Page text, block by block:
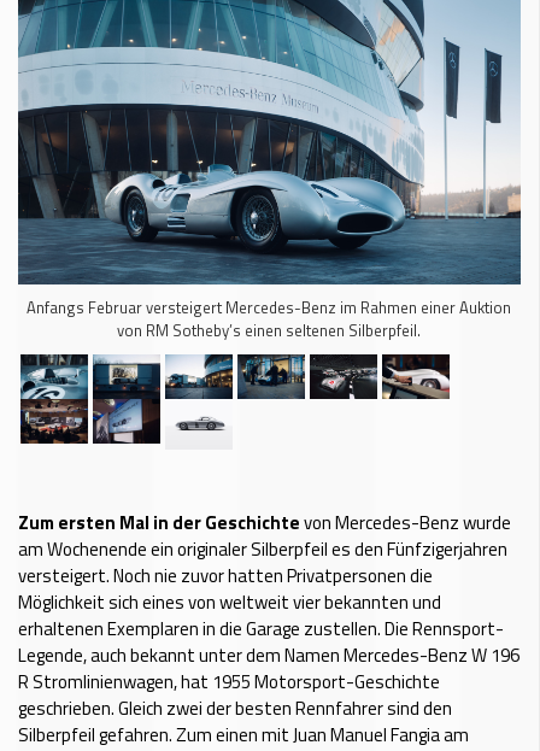
Anfangs Februar versteigert Mercedes-Benz im Rahmen einer Auktion
von RM Sotheby’s einen seltenen Silberpfeil.
Zum ersten Mal in der Geschichtevon Mercedes-Benz wurde
am Wochenende ein originaler Silberpfeil es den Fünfzigerjahren
versteigert. Noch nie zuvor hatten Privatpersonen die
Möglichkeit sich eines von weltweit vier bekannten und
erhaltenen Exemplaren in die Garage zustellen. Die Rennsport-
Legende, auch bekannt unter dem Namen Mercedes-Benz W 196
R Stromlinienwagen, hat 1955 Motorsport-Geschichte
geschrieben. Gleich zwei der besten Rennfahrer sind den
Silberpfeil gefahren. Zum einen mit Juan Manuel Fangia am